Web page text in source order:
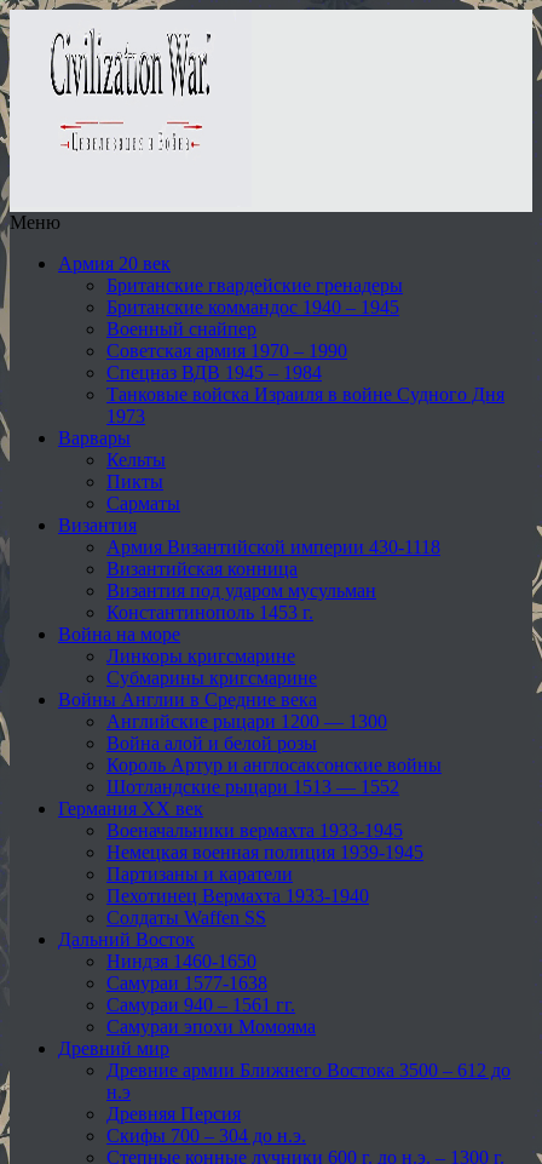
Меню
Армия 20 век
Британские гвардейские гренадеры
Британские коммандос 1940 – 1945
Военный снайпер
Советская армия 1970 – 1990
Спецназ ВДВ 1945 – 1984
Танковые войска Израиля в войне Судного Дня
1973
Варвары
Кельты
Пикты
Сарматы
Византия
Армия Византийской империи 430-1118
Византийская конница
Византия под ударом мусульман
Константинополь 1453 г.
Война на море
Линкоры кригсмарине
Субмарины кригсмарине
Войны Англии в Средние века
Английские рыцари 1200 — 1300
Война алой и белой розы
Король Артур и англосаксонские войны
Шотландские рыцари 1513 — 1552
Германия XX век
Военачальники вермахта 1933-1945
Немецкая военная полиция 1939-1945
Партизаны и каратели
Пехотинец Вермахта 1933-1940
Солдаты Waffen SS
Дальний Восток
Ниндзя 1460-1650
Самураи 1577-1638
Самураи 940 – 1561 гг.
Самураи эпохи Момояма
Древний мир
Древние армии Ближнего Востока 3500 – 612 до
н.э
Древняя Персия
Скифы 700 – 304 до н.э.
Степные конные лучники 600 г. до н.э. – 1300 г.